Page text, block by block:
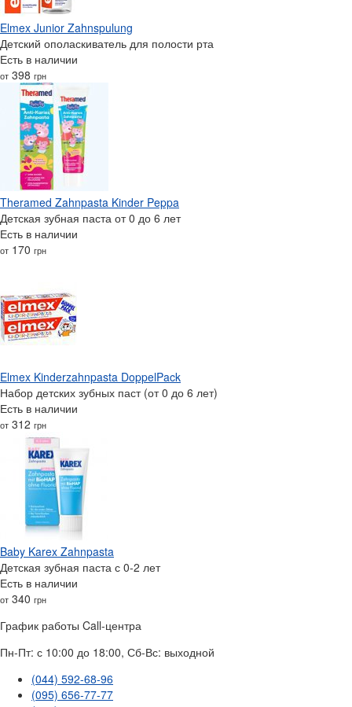
Elmex Junior Zahnspulung
Детский ополаскиватель для полости рта
Есть в наличии
от 398 грн
Theramed Zahnpasta Kinder Peppa
Детская зубная паста от 0 до 6 лет
Есть в наличии
от 170 грн
Elmex Kinderzahnpasta DoppelPack
Набор детских зубных паст (от 0 до 6 лет)
Есть в наличии
от 312 грн
Baby Karex Zahnpasta
Детская зубная паста с 0-2 лет
Есть в наличии
от 340 грн
График работы Call-центра
Пн-Пт: с 10:00 до 18:00, Сб-Вс: выходной
(044) 592-68-96
(095) 656-77-77